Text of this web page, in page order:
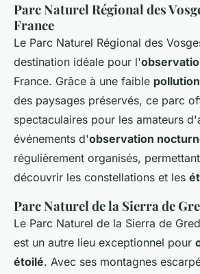
Parc Naturel Régional des
France
Le Parc Naturel Régional des
destination idéale pour l'
France. Grâce à une faible
des paysages préservés, ce parc
spectaculaires pour les amateurs
événements d'observation
régulièrement organisés,
découvrir les constellations et les
Parc Naturel de la Sierra de
Le Parc Naturel de la Sierra de
est un autre lieu exceptionnel pour
étoilé. Avec ses montagnes